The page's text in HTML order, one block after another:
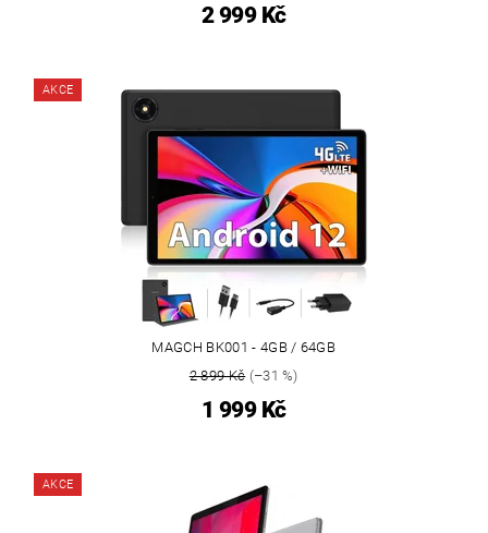
2 999 Kč
AKCE
MAGCH BK001 - 4GB / 64GB
2 899 Kč(–31 %)
1 999 Kč
AKCE